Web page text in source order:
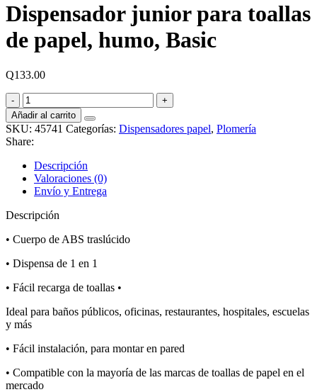
Dispensador junior para toallas
de papel, humo, Basic
Q133.00
Dispensador
junior
para
toallas
de
papel,
humo,
Basic
cantidad
Añadir al carrito
SKU: 45741 Categorías: Dispensadores papel, Plomería
Share:
Descripción
Valoraciones (0)
Envío y Entrega
Descripción
• Cuerpo de ABS traslúcido
• Dispensa de 1 en 1
• Fácil recarga de toallas •
Ideal para baños públicos, oficinas, restaurantes, hospitales, escuelas
y más
• Fácil instalación, para montar en pared
• Compatible con la mayoría de las marcas de toallas de papel en el
mercado